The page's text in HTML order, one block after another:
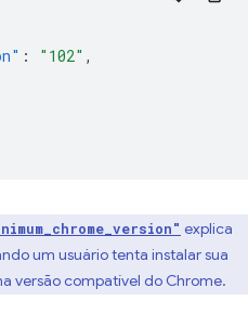
: "102" ,
explica
um usuário tenta instalar sua
versão compatível do Chrome.